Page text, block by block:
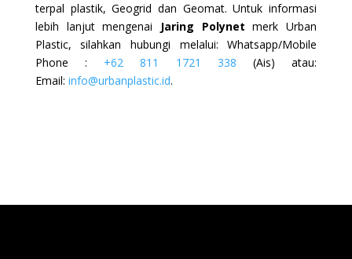
terpal plastik, Geogrid dan Geomat. Untuk informasi
lebih lanjut mengenai
Jaring Polynetmerk Urban
Plastic, silahkan hubungi melalui: Whatsapp/Mobile
Phone : +62 811 1721 338 (Ais) atau:
Email: info@urbanplastic.id.